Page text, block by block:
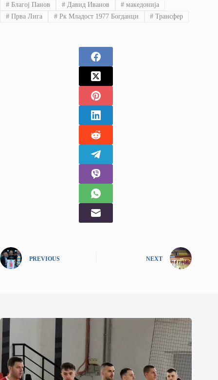
#Благој Панов #Давид Иванов # македонија
#Прва Лига #Рк Младост 1977 Богданци # Трансфер
PREVIOUS NEXT